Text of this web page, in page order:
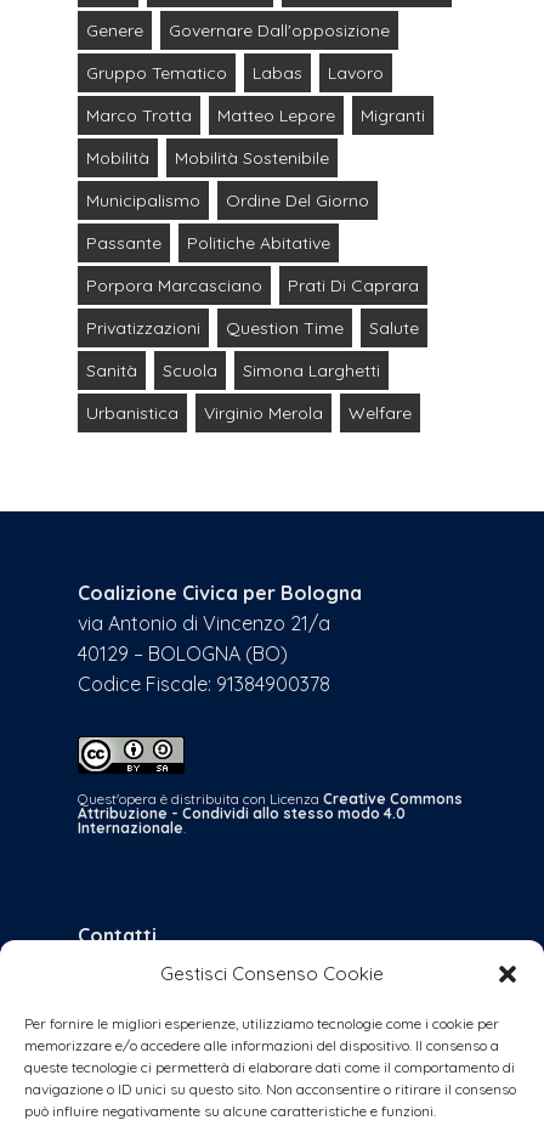
Gestisci Consenso Cookie
Per fornire le migliori esperienze, utilizziamo tecnologie come i cookie per
memorizzare e/o accedere alle informazioni del dispositivo. Il consenso a
queste tecnologie ci permetterà di elaborare dati come il comportamento di
navigazione o ID unici su questo sito. Non acconsentire o ritirare il consenso
può influire negativamente su alcune caratteristiche e funzioni.
Genere
Governare Dall'opposizione
Gruppo Tematico
Labas
Lavoro
Marco Trotta
Matteo Lepore
Migranti
Mobilità
Mobilità Sostenibile
Municipalismo
Ordine Del Giorno
Passante
Politiche Abitative
Porpora Marcasciano
Prati Di Caprara
Privatizzazioni
Question Time
Salute
Sanità
Scuola
Simona Larghetti
Urbanistica
Virginio Merola Welfare
Coalizione Civica per Bologna
via Antonio di Vincenzo 21/a
40129 – BOLOGNA (BO)
Codice Fiscale: 91384900378
Quest'opera è distribuita con Licenza Creative Commons
Attribuzione - Condividi allo stesso modo 4.0
Internazionale.
Contatti
bologna@coalizionecivica.it
per qualsiasi questione
collabora@coalizionecivica.it
se volete dare una mano concreta alla
coalizione (volantinaggi, banchetti, video,